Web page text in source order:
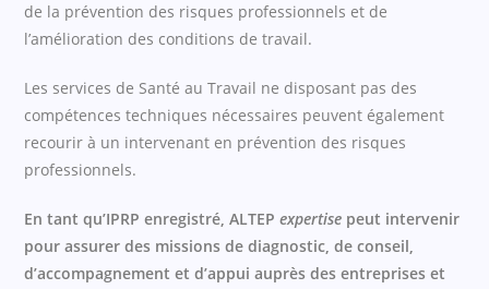
de la prévention des risques professionnels et de
l’amélioration des conditions de travail.
Les services de Santé au Travail ne disposant pas des
compétences techniques nécessaires peuvent également
recourir à un intervenant en prévention des risques
professionnels.
En tant qu’IPRP enregistré, ALTEPexpertise peut intervenir
pour assurer des missions de diagnostic, de conseil,
d’accompagnement et d’appui auprès des entreprises et